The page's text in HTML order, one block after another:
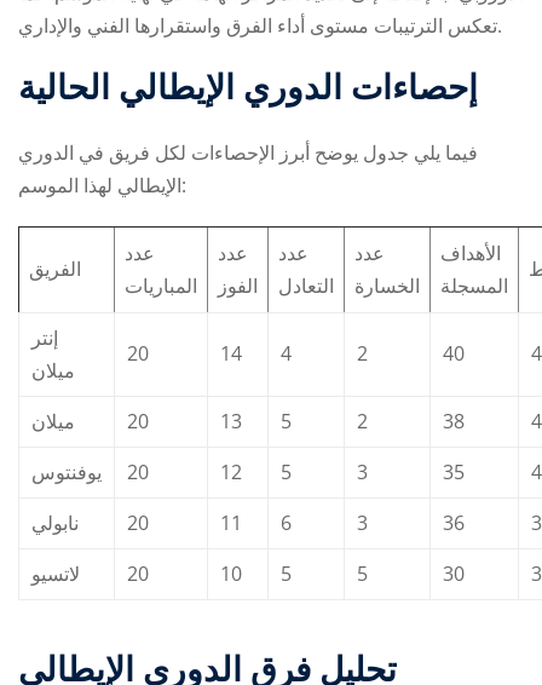
تعكس الترتيبات مستوى أداء الفرق واستقرارها الفني والإداري.
إحصاءات الدوري الإيطالي الحالية
فيما يلي جدول يوضح أبرز الإحصاءات لكل فريق في الدوري
الإيطالي لهذا الموسم:
الفريق
عدد
المباريات
عدد
الفوز
عدد
التعادل
عدد
الخسارة
الأهداف
المسجلة
إنتر
ميلان
20 14 4 2 40
ميلان 20 13 5 2 38
يوفنتوس
20 12 5 3 35
نابولي
20 11 6 3 36
لاتسيو
20 10 5 5 30
تحليل فرق الدوري الإيطالي